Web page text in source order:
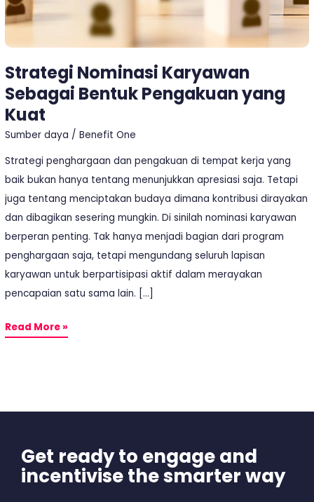
Strategi Nominasi Karyawan
Sebagai Bentuk Pengakuan yang
Kuat
Sumber daya /Benefit One
Strategi penghargaan dan pengakuan di tempat kerja yang
baik bukan hanya tentang menunjukkan apresiasi saja. Tetapi
juga tentang menciptakan budaya dimana kontribusi dirayakan
dan dibagikan sesering mungkin. Di sinilah nominasi karyawan
berperan penting. Tak hanya menjadi bagian dari program
penghargaan saja, tetapi mengundang seluruh lapisan
karyawan untuk berpartisipasi aktif dalam merayakan
pencapaian satu sama lain. […]
Read More »
Get ready to engage and
incentivise the smarter way